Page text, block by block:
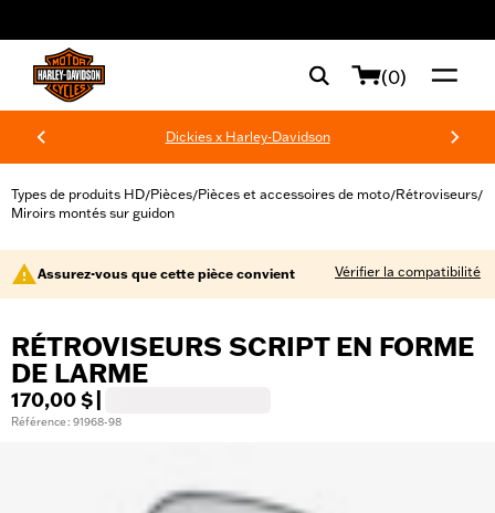
(0)
Dickies x Harley-Davidson
Types de produits HD/Pièces/Pièces et accessoires de moto/Rétroviseurs/
Miroirs montés sur guidon
Assurez-vous que cette pièce convient Vérifier la compatibilité
RÉTROVISEURS SCRIPT EN FORME
DE LARME
170,00 $
Référence : 91968-98